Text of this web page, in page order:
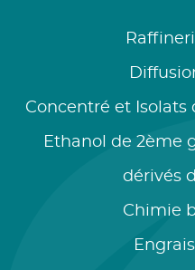
Concentré et Isolats
Ethanol de 2ème
dérivés
Chimie